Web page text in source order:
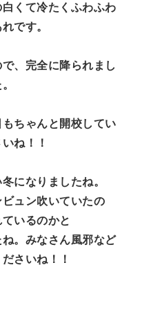
くて冷たくふわふわ
です。
、完全に降られまし
ちゃんと開校してい
ね！！
になりましたね。
ュン吹いていたの
いるのかと
。みなさん風邪など
さいね！！